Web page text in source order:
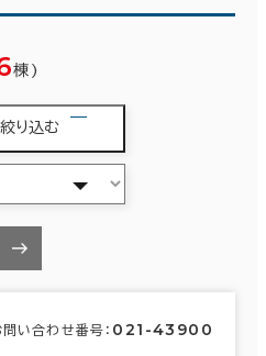
棟)
り込む
2
問い合わせ番号： 021-43900